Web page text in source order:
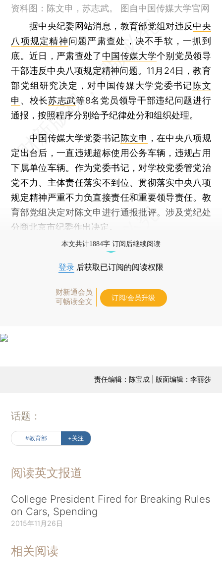
资料图：陈文申，苏志武。 图自中国传媒大学官网
据中央纪委网站消息，教育部党组对违反中央
八项规定精神问题严肃查处，决不手软，一抓到
底。近日，严肃查处了中国传媒大学个别党员领导
干部违反中央八项规定精神问题。11月24日，教育
部党组研究决定，对中国传媒大学党委书记陈文
申 、校长苏志武等8名党员领导干部违纪问题进行
通报，按照程序分别给予纪律处分和组织处理。
中国传媒大学党委书记陈文申 ，在中央八项规
定出台后，一直违规超标使用公务车辆，违规占用
下属单位车辆。作为党委书记，对学校党委管党治
党不力、主体责任落实不到位、贯彻落实中央八项
规定精神严重不力负直接责任和重要领导责任。教
育部党组决定对陈文申进行通报批评。涉及党纪处
分商北京市纪委作出决定。
本文共计1884字 订阅后继续阅读
登录 后获取已订阅的阅读权限
财新通会员
可畅读全文
订阅/会员升级
责任编辑：陈宝成 | 版面编辑：李丽莎
话题：
#教育部 +关注
阅读英文报道
College President Fired for Breaking Rules
on Cars, Spending
2015年11月26日
相关阅读